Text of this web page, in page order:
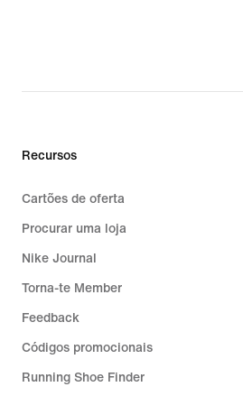
Recursos
Cartões de oferta
Procurar uma loja
Nike Journal
Torna-te Member
Feedback
Códigos promocionais
Running Shoe Finder